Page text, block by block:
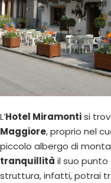
L’Hotel Miramontisi
Maggiore, proprio nel
piccolo albergo di
tranquillità il suo
struttura, infatti, potrai